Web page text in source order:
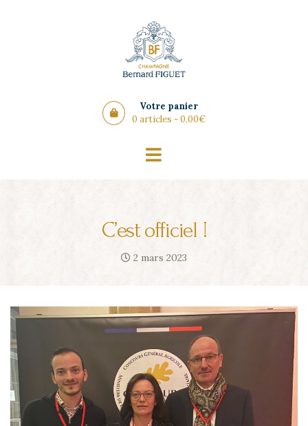
Votre panier
0 articles -0,00€
C’est officiel !
2 mars 2023